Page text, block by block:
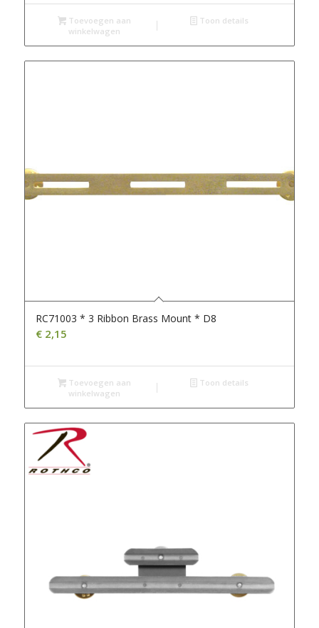
Toevoegen aan
winkelwagen
Toon details
RC71003 * 3 Ribbon Brass Mount * D8
€2,15
Toevoegen aan
winkelwagen
Toon details